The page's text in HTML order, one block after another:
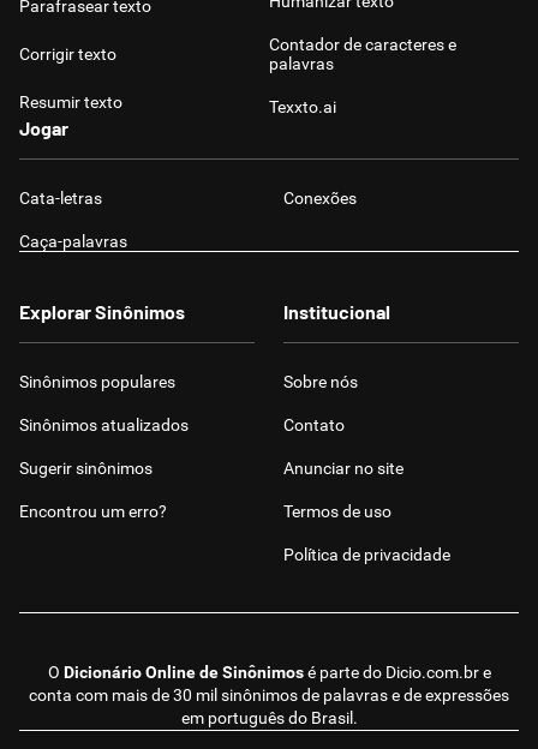
Parafrasear texto
Corrigir texto
Resumir texto
Contador de caracteres e
palavras
Texxto.ai
Jogar
Cata-letras Conexões
Caça-palavras
O Dicionário Online de Sinônimosé parte do Dicio.com.bre
conta com mais de 30 mil sinônimos de palavras e de expressões
em português do Brasil.
Explorar Sinônimos
Sinônimos populares
Sinônimos atualizados
Sugerir sinônimos
Encontrou um erro?
Institucional
Sobre nós
Contato
Anunciar no site
Termos de uso
Política de privacidade